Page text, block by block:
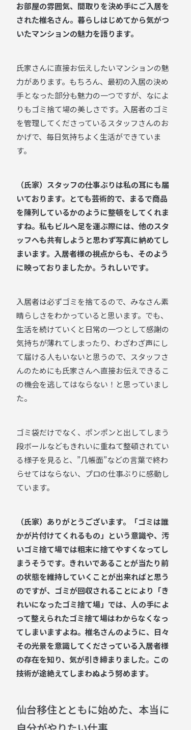
お部屋の雰囲気、間取りを決め手にご入居を
された椎名さん。暮らしはじめてから気がつ
いたマンションの魅力を語ります。
氏家さんに直接お伝えしたいマンションの魅
力があります。もちろん、最初の入居の決め
手となった部分も魅力の一つですが、なによ
りもゴミ捨て場の美しさです。入居者のゴミ
を管理してくださっているスタッフさんのお
かげで、毎日気持ちよく生活ができていま
す。
（氏家）スタッフの仕事ぶりは私の耳にも届
いております。とても芸術的で、まるで商品
を陳列しているかのように整頓をしてくれま
すね。私もビルへ足を運ぶ際には、他のスタ
ッフへも共有しようと思わず写真に納めてし
まいます。入居者様の視点からも、そのよう
に映っておりましたか。うれしいです。
入居者は必ずゴミを捨てるので、みなさん素
晴らしさをわかっていると思います。でも、
生活を続けていくと日常の一つとして感謝の
気持ちが薄れてしまったり、わざわざ声にし
て届ける人もいないと思うので、スタッフさ
んのためにも氏家さんへ直接お伝えできるこ
の機会を逃してはならない！と思っていまし
た。
ゴミ袋だけでなく、ポンポンと出してしまう
段ボールなどもきれいに重ねて整頓されてい
る様子を見ると、”几帳面”などの言葉で終わ
らせてはならない、プロの仕事ぶりに感動し
ています。
（氏家）ありがとうございます。「ゴミは誰
かが片付けてくれるもの」という意識や、汚
いゴミ捨て場では粗末に捨てやすくなってし
まうそうです。きれいであることが当たり前
の状態を維持していくことが出来ればと思う
のですが、ゴミが回収されることにより「き
れいになったゴミ捨て場」では、人の手によ
って整えられたゴミ捨て場はわからなくなっ
てしまいますよね。椎名さんのように、日々
その光景を意識してくださっている入居者様
の存在を知り、気が引き締まりました。この
技術が途絶えてしまわぬよう努めます。
仙台移住とともに始めた、本当に